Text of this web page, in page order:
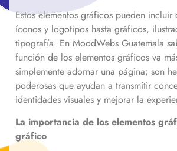
Estos elementos gráficos pueden incluir
íconos y logotipos hasta gráficos,
tipografía. En MoodWebs Guatemala
función de los elementos gráficos va
simplemente adornar una página; son
poderosas que ayudan a transmitir
identidades visuales y mejorar la
La importancia de los elementos
gráfico